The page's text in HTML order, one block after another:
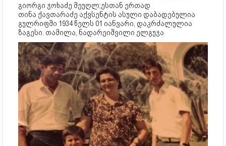
გიორგი ჯოხაძე მეუღლ;ესთან ერთად
თინა ქავთარაძე აქვსენტის ასული დაბადებულია
გულრიფში 1934 წელს 01 იანვარი, დაკრძალულია
ზაგესი. თამილა, ნადარეიშვილი ელგუჯა